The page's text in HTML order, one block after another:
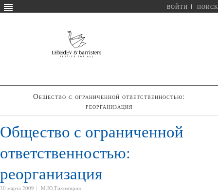
ВОЙТИ ПОИСК
Общество с ограниченной ответственностью:
реорганизация
Общество с ограниченной
ответственностью:
реорганизация
30 марта 2009 М.Ю.Тихомиров